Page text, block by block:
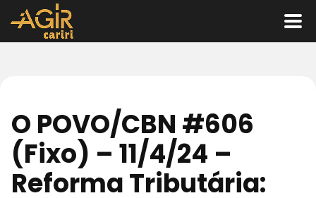
O POVO/CBN #606
(Fixo) – 11/4/24 –
Reforma Tributária: